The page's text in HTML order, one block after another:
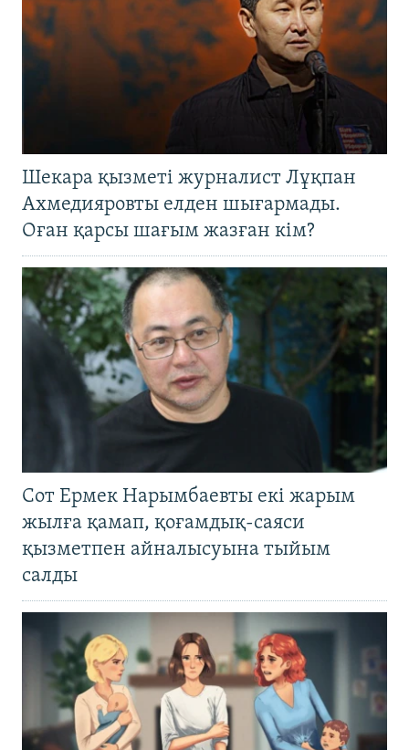
Шекара қызметі журналист Лұқпан
Ахмедияровты елден шығармады.
Оған қарсы шағым жазған кім?
Сот Ермек Нарымбаевты екі жарым
жылға қамап, қоғамдық-саяси
қызметпен айналысуына тыйым
салды